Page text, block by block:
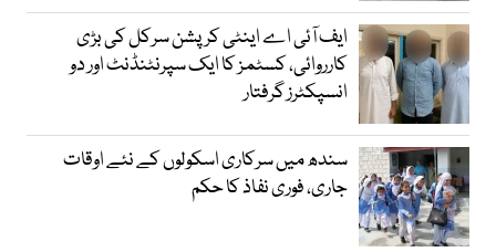
ایف آئی اے اینٹی کرپشن سرکل کی بڑی
کارروائی، کسٹمز کا ایک سپرنٹنڈنٹ اور دو
انسپکٹرز گرفتار
سندھ میں سرکاری اسکولوں کے نئے اوقات
جاری، فوری نفاذ کا حکم